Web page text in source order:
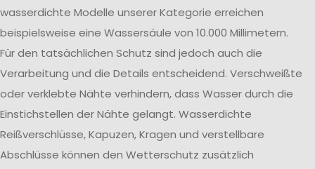
wasserdichte Modelle unserer Kategorie erreichen
beispielsweise eine Wassersäule von 10.000 Millimetern.
Für den tatsächlichen Schutz sind jedoch auch die
Verarbeitung und die Details entscheidend. Verschweißte
oder verklebte Nähte verhindern, dass Wasser durch die
Einstichstellen der Nähte gelangt. Wasserdichte
Reißverschlüsse, Kapuzen, Kragen und verstellbare
Abschlüsse können den Wetterschutz zusätzlich